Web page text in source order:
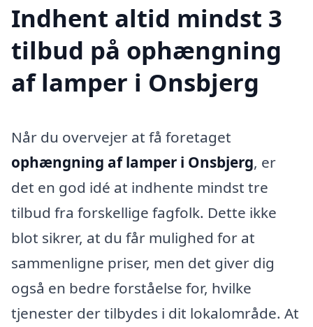
Indhent altid mindst 3
tilbud på ophængning
af lamper i Onsbjerg
Når du overvejer at få foretaget
ophængning af lamper i Onsbjerg, er
det en god idé at indhente mindst tre
tilbud fra forskellige fagfolk. Dette ikke
blot sikrer, at du får mulighed for at
sammenligne priser, men det giver dig
også en bedre forståelse for, hvilke
tjenester der tilbydes i dit lokalområde. At